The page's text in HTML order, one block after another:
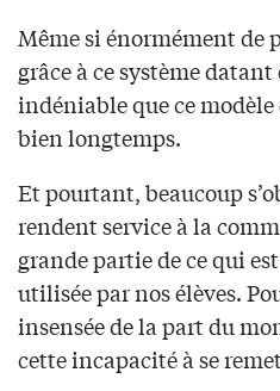
Même si énormément de
grâce à ce système
indéniable que ce
bien longtemps.
Et pourtant, beaucoup
rendent service à la
grande partie de ce qui
utilisée par nos élèves.
insensée de la part du
cette incapacité à se